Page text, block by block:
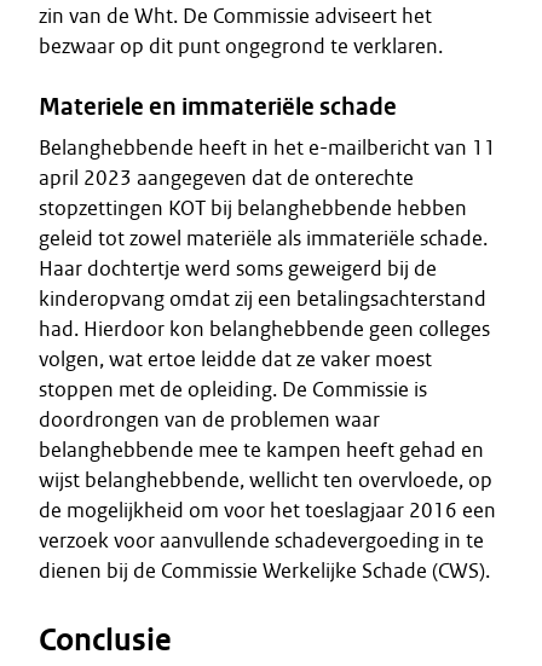
zin van de Wht. De Commissie adviseert het
bezwaar op dit punt ongegrond te verklaren.
Materiele en immateriële schade
Belanghebbende heeft in het e-mailbericht van 11
april 2023 aangegeven dat de onterechte
stopzettingen KOT bij belanghebbende hebben
geleid tot zowel materiële als immateriële schade.
Haar dochtertje werd soms geweigerd bij de
kinderopvang omdat zij een betalingsachterstand
had. Hierdoor kon belanghebbende geen colleges
volgen, wat ertoe leidde dat ze vaker moest
stoppen met de opleiding. De Commissie is
doordrongen van de problemen waar
belanghebbende mee te kampen heeft gehad en
wijst belanghebbende, wellicht ten overvloede, op
de mogelijkheid om voor het toeslagjaar 2016 een
verzoek voor aanvullende schadevergoeding in te
dienen bij de Commissie Werkelijke Schade (CWS).
Conclusie